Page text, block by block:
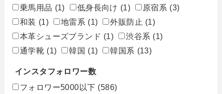
乗馬用品 (1) 低身長向け (1) 原宿系 (3)
和装 (1) 地雷系 (1) 外販防止 (1)
本革シューズブランド (1) 渋谷系 (1)
通学靴 (1) 韓国 (1) 韓国系 (13)
インスタフォロワー数
フォロワー5000以下 (586)